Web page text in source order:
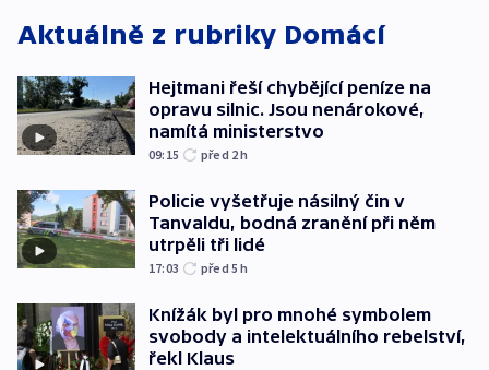
Aktuálně z rubriky Domácí
Hejtmani řeší chybějící peníze na
opravu silnic. Jsou nenárokové,
namítá ministerstvo
09:15 před 2h
Policie vyšetřuje násilný čin v
Tanvaldu, bodná zranění při něm
utrpěli tři lidé
17:03 před 5h
Knížák byl pro mnohé symbolem
svobody a intelektuálního rebelství,
řekl Klaus